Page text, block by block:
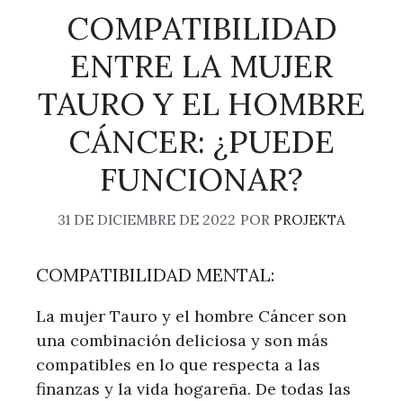
COMPATIBILIDAD
ENTRE LA MUJER
TAURO Y EL HOMBRE
CÁNCER: ¿PUEDE
FUNCIONAR?
31 DE DICIEMBRE DE 2022 POR PROJEKTA
COMPATIBILIDAD MENTAL:
La mujer Tauro y el hombre Cáncer son
una combinación deliciosa y son más
compatibles en lo que respecta a las
finanzas y la vida hogareña. De todas las